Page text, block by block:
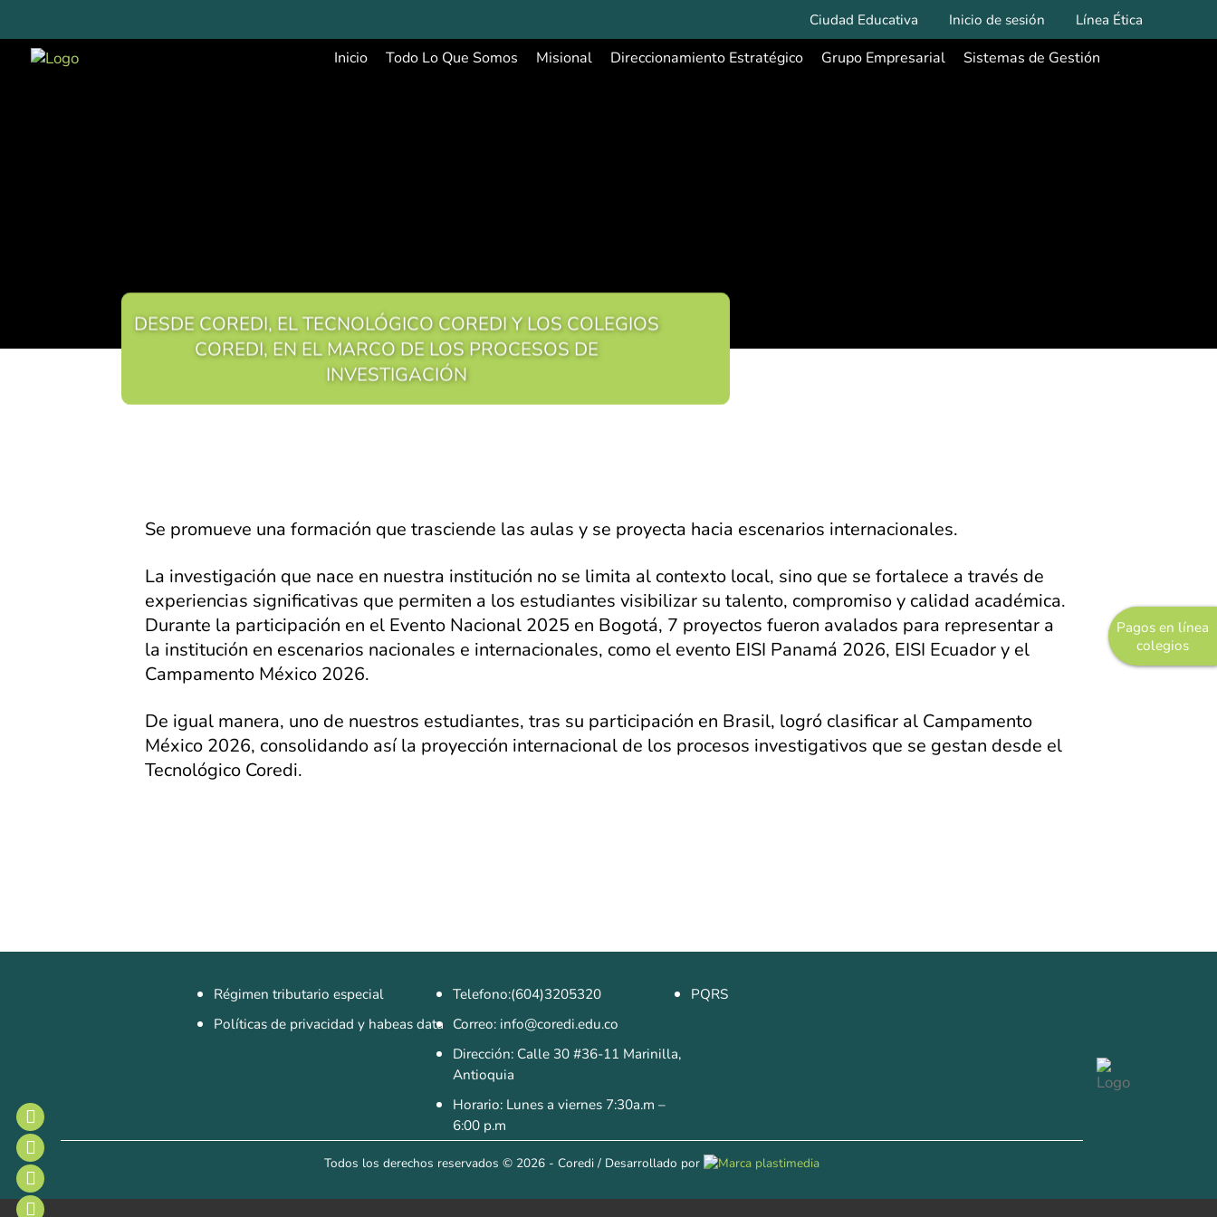
Pagos en línea
colegios
Ciudad Educativa Inicio de sesión Línea Ética
Inicio Todo Lo Que Somos Misional Direccionamiento Estratégico Grupo Empresarial Sistemas de Gestión
DESDE COREDI, EL TECNOLÓGICO COREDI Y LOS COLEGIOS
COREDI, EN EL MARCO DE LOS PROCESOS DE
INVESTIGACIÓN
Se promueve una formación que trasciende las aulas y se proyecta hacia escenarios internacionales.
La investigación que nace en nuestra institución no se limita al contexto local, sino que se fortalece a través de
experiencias significativas que permiten a los estudiantes visibilizar su talento, compromiso y calidad académica.
Durante la participación en el Evento Nacional 2025 en Bogotá, 7 proyectos fueron avalados para representar a
la institución en escenarios nacionales e internacionales, como el evento EISI Panamá 2026, EISI Ecuador y el
Campamento México 2026.
De igual manera, uno de nuestros estudiantes, tras su participación en Brasil, logró clasificar al Campamento
México 2026, consolidando así la proyección internacional de los procesos investigativos que se gestan desde el
Tecnológico Coredi.
Régimen tributario especial
Políticas de privacidad y habeas data
Telefono:(604)3205320
Correo: info@coredi.edu.co
Dirección: Calle 30 #36-11 Marinilla,
Antioquia
Horario: Lunes a viernes 7:30a.m –
6:00 p.m
PQRS
Todos los derechos reservados © 2026 - Coredi / Desarrollado por